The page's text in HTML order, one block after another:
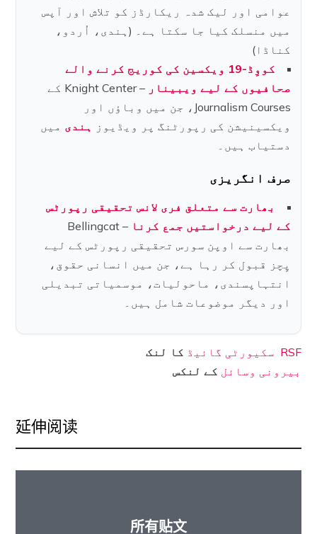
عوامی اور لیک شدہ ریکارڈز کو تلاش اور آپس
میں منسلک کیا جا سکتا ہے۔ (ہندی، اُردو،
کناڈا)
کووِڈ-19 ویکسین کی کوریج کرنے والے
صحافیوں کے لیے ویبینار
– Knight Center کے
Journalism Courses، جن میں وباؤں اور
ویکسینیشن کی رپورٹنگ پر ویڈیوز ہندی میں
دستیاب ہیں۔
صرف انگریزی
بھارت سے متعلق فری لانس تحقیقی رپورٹس
کے لیے درخواستیں جمع کرنا
– Bellingcat
بھارت سے اوپن سورس تحقیقی رپورٹس کے لیے
پِچز قبول کر رہا ہے، جن میں انسانی حقوق،
انتہاپسندی، ماحولیات، موسمیاتی تبدیلی
اور دیگر موضوعات شامل ہیں۔
RSF سکیورٹی گائیڈ
کا لنک
بیرونی وسائل کے لنکس
延伸阅读
所有贴文